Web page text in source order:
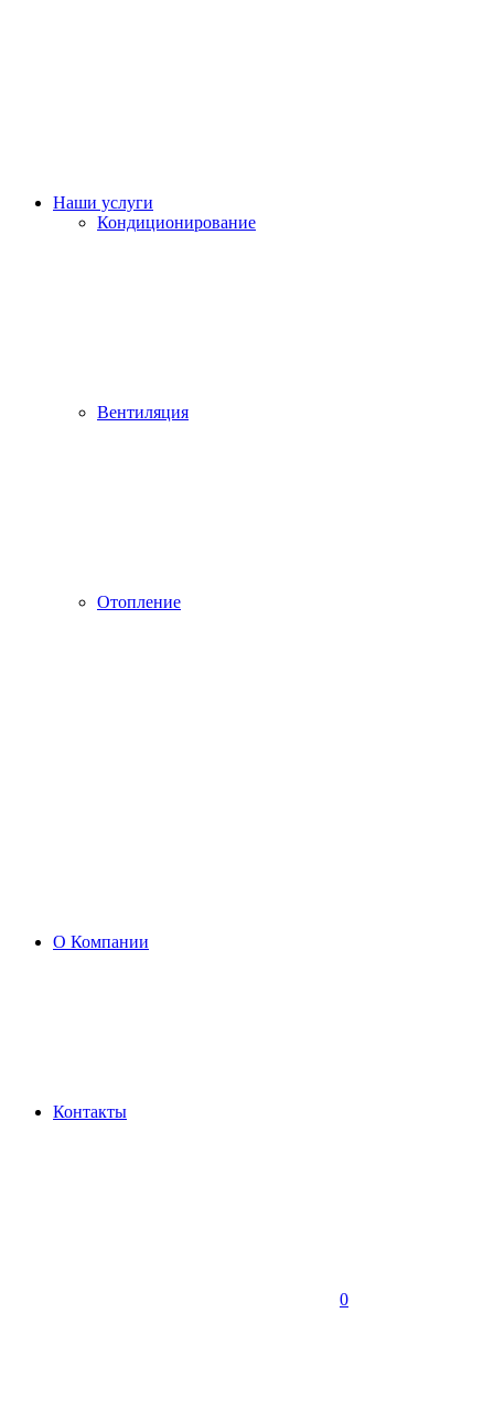
Наши услуги
Кондиционирование
Вентиляция
Отопление
О Компании
Контакты
0